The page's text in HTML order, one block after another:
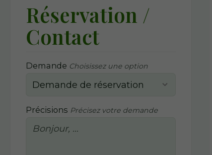
Réservation /
Contact
Demande Choisissez une option
Précisions Précisez votre demande